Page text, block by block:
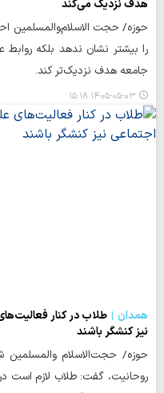
هدف نزدیک می‌کند
حوزه/ حجت الاسلام‌والمسلمین
را بیشتر نشان ندهد بلکه
جامعه هدف نزدیک‌تر کند.
۱۴۰۵-۰۵-۰۳ ۱۵:۱۸
همدان
طلاب در کنار
نیز کنشگر باشند
حوزه/ حجت‌الاسلام والمسلمین
روحانیت، گفت: طلاب لازم است